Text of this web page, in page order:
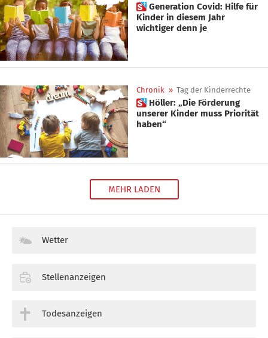
 Generation Covid: Hilfe für
Kinder in diesem Jahr
wichtiger denn je
Chronik » Tag der Kinderrechte
 Höller: „Die Förderung
unserer Kinder muss Priorität
haben“
MEHR LADEN
Wetter
Stellenanzeigen
Todesanzeigen